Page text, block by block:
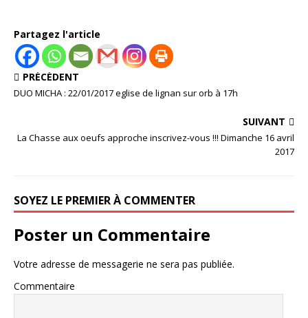
Partagez l'article
PRÉCÉDENT
DUO MICHA : 22/01/2017 eglise de lignan sur orb à 17h
SUIVANT
La Chasse aux oeufs approche inscrivez-vous !!! Dimanche 16 avril
2017
SOYEZ LE PREMIER À COMMENTER
Poster un Commentaire
Votre adresse de messagerie ne sera pas publiée.
Commentaire